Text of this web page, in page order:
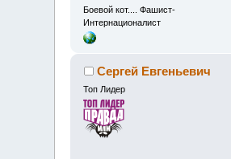
Боевой кот.... Фашист-
Интернационалист
Сергей Евгеньевич
Топ Лидер